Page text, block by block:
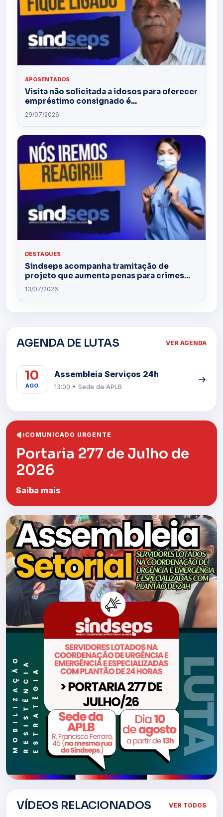
APOSENTADOS
Visita não solicitada a idosos para oferecer
empréstimo consignado é...
29/07/2026
DESTAQUES
Sindseps acompanha tramitação de
projeto que aumenta penas para crimes...
13/07/2026
AGENDA DE LUTAS VER AGENDA
10
AGO
Assembleia Serviços 24h
13:00 • Sede da APLB
COMUNICADO URGENTE
Portaria 277 de Julho de
2026
Saiba mais
VÍDEOS RELACIONADOS VER TODOS